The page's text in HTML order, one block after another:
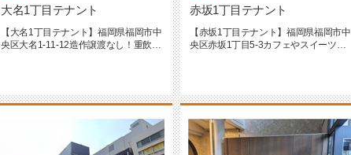
大名1丁目テナント
【大名1丁目テナント】福岡県福岡市中
央区大名1-11-12造作譲渡なし！重飲食
赤坂1丁目テナント
【赤坂1丁目テナント】福岡県福岡市中
央区赤坂1丁目5-3カフェやスイーツ店